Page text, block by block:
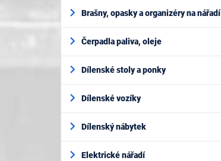
Brašny, opasky a organizéry na nářadí
Čerpadla paliva, oleje
Dílenské stoly a ponky
Dílenské vozíky
Dílenský nábytek
Elektrické nářadí